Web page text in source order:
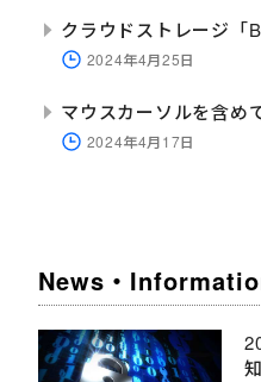
クラウドストレージ「
2024年4月25日
マウスカーソルを含め
2024年4月17日
News・